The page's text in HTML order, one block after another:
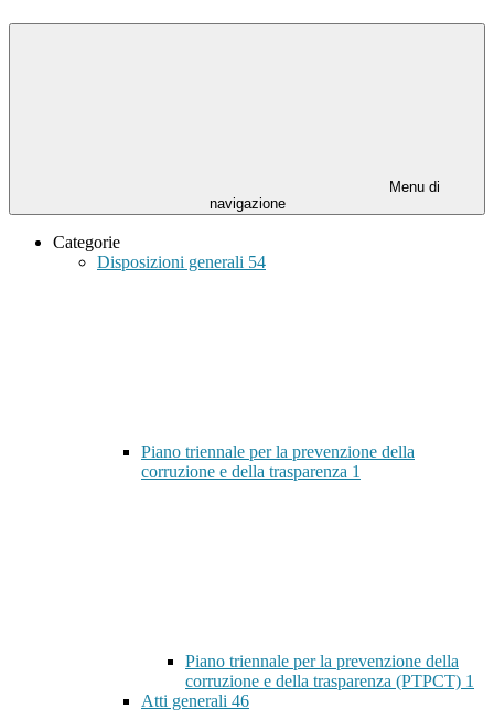
Menu di
navigazione
Categorie
Disposizioni generali 54
Piano triennale per la prevenzione della
corruzione e della trasparenza 1
Piano triennale per la prevenzione della
corruzione e della trasparenza (PTPCT) 1
Atti generali 46